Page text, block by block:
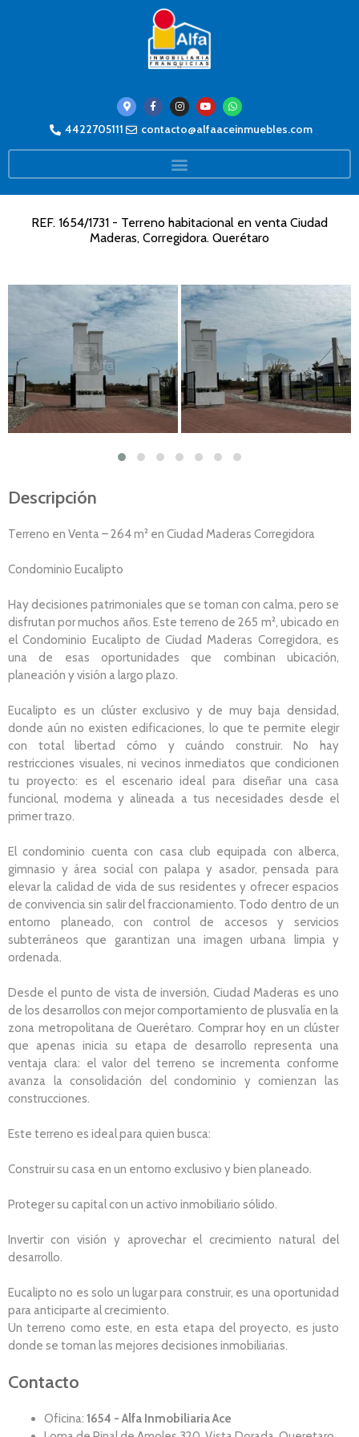
4422705111 contacto@alfaaceinmuebles.com
REF. 1654/1731 - Terreno habitacional en venta Ciudad
Maderas, Corregidora. Querétaro
Descripción
Terreno en Venta – 264 m² en Ciudad Maderas Corregidora
Condominio Eucalipto
Hay decisiones patrimoniales que se toman con calma, pero se
disfrutan por muchos años. Este terreno de 265 m², ubicado en
el Condominio Eucalipto de Ciudad Maderas Corregidora, es
una de esas oportunidades que combinan ubicación,
planeación y visión a largo plazo.
Eucalipto es un clúster exclusivo y de muy baja densidad,
donde aún no existen edificaciones, lo que te permite elegir
con total libertad cómo y cuándo construir. No hay
restricciones visuales, ni vecinos inmediatos que condicionen
tu proyecto: es el escenario ideal para diseñar una casa
funcional, moderna y alineada a tus necesidades desde el
primer trazo.
El condominio cuenta con casa club equipada con alberca,
gimnasio y área social con palapa y asador, pensada para
elevar la calidad de vida de sus residentes y ofrecer espacios
de convivencia sin salir del fraccionamiento. Todo dentro de un
entorno planeado, con control de accesos y servicios
subterráneos que garantizan una imagen urbana limpia y
ordenada.
Desde el punto de vista de inversión, Ciudad Maderas es uno
de los desarrollos con mejor comportamiento de plusvalía en la
zona metropolitana de Querétaro. Comprar hoy en un clúster
que apenas inicia su etapa de desarrollo representa una
ventaja clara: el valor del terreno se incrementa conforme
avanza la consolidación del condominio y comienzan las
construcciones.
Este terreno es ideal para quien busca:
Construir su casa en un entorno exclusivo y bien planeado.
Proteger su capital con un activo inmobiliario sólido.
Invertir con visión y aprovechar el crecimiento natural del
desarrollo.
Eucalipto no es solo un lugar para construir, es una oportunidad
para anticiparte al crecimiento.
Un terreno como este, en esta etapa del proyecto, es justo
donde se toman las mejores decisiones inmobiliarias.
Contacto
Oficina: 1654 - Alfa Inmobiliaria Ace